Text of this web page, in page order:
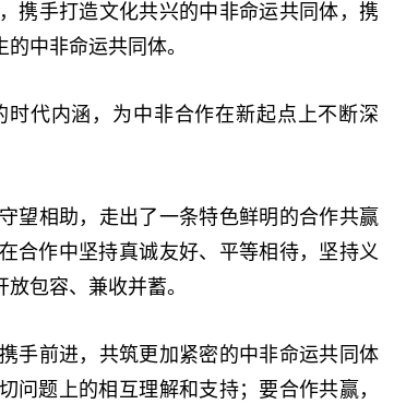
携手打造文化共兴的中非命运共同体，携
中非命运共同体。
代内涵，为中非合作在新起点上不断深
相助，走出了一条特色鲜明的合作共赢
作中坚持真诚友好、平等相待，坚持义
包容、兼收并蓄。
前进，共筑更加紧密的中非命运共同体
题上的相互理解和支持；要合作共赢，